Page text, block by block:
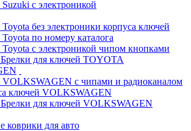
с электроникой
без электроники корпуса ключей
по номеру каталога
с электроникой чипом кнопками
для ключей TOYOTA
с чипами и радиоканалом
ключей VOLKSWAGEN
для ключей VOLKSWAGEN
коврики для авто